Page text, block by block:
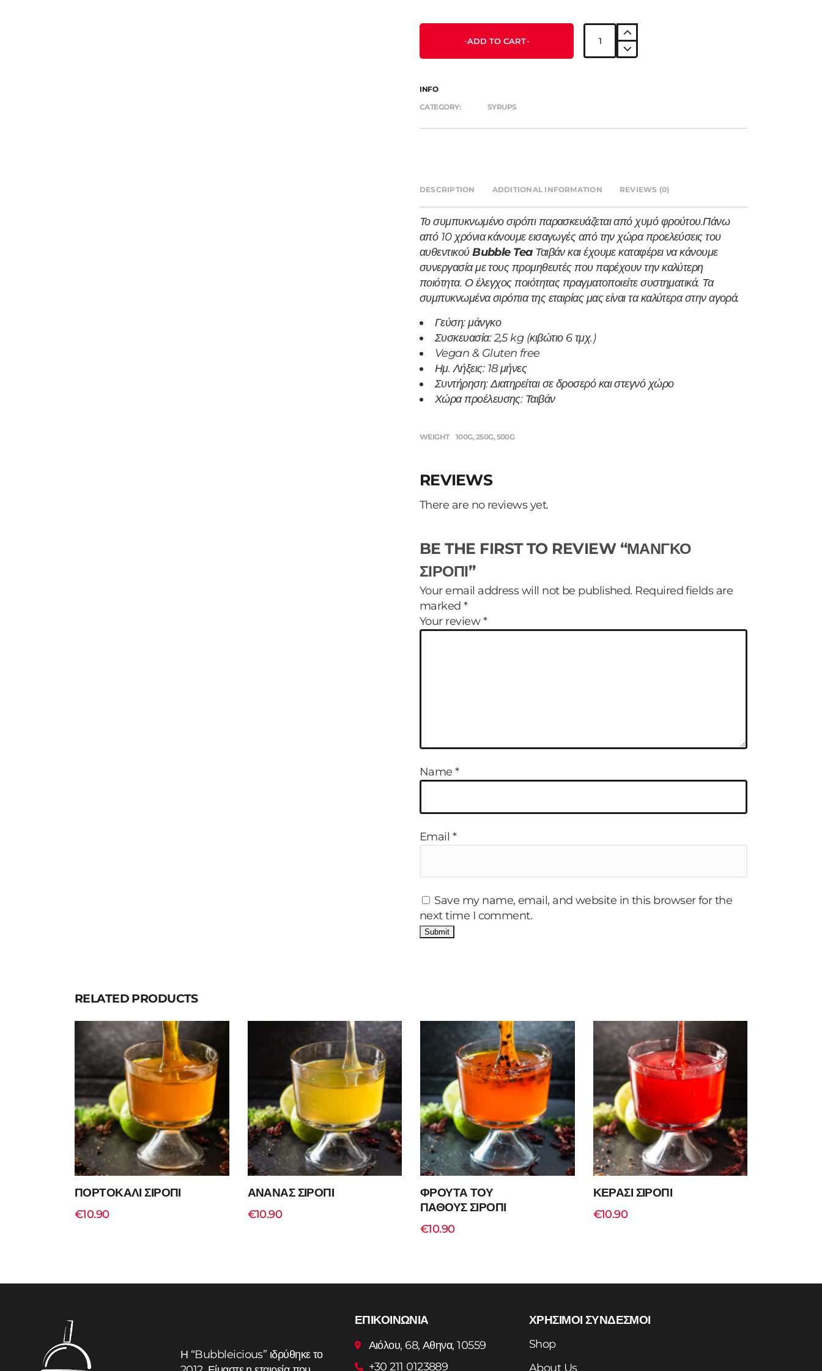
ADD TO CART
INFO
CATEGORY:
SYRUPS
DESCRIPTION ADDITIONAL INFORMATION REVIEWS (0)
Το συμπυκνωμένο σιρόπι παρασκευάζεται από χυμό φρούτου.Πάνω
από 10 χρόνια κάνουμε εισαγωγές από την χώρα προελεύσεις του
αυθεντικούBubble TeaΤαιβάν και έχουμε καταφέρει να κάνουμε
συνεργασία με τους προμηθευτές που παρέχουν την καλύτερη
ποιότητα. Ο έλεγχος ποιότητας πραγματοποιείτε συστηματικά. Τα
συμπυκνωμένα σιρόπια της εταιρίας μας είναι τα καλύτερα στην αγορά.
Γεύση: μάνγκο
Συσκευασία: 2,5 kg (κιβώτιο 6 τμχ.)
Vegan & Gluten free
Ημ. Λήξεις: 18 μήνες
Συντήρηση: Διατηρείται σε δροσερό και στεγνό χώρο
Χώρα προέλευσης: Ταιβάν
WEIGHT 100G, 250G, 500G
REVIEWS
There are no reviews yet.
BE THE FIRST TO REVIEW “ΜΑΝΓΚΟ
ΣΙΡΟΠΙ”
Your email address will not be published. Required fields are
marked*
Your review*
Name*
Email *
Save my name, email, and website in this browser for the
next time I comment.
RELATED PRODUCTS
ΠΟΡΤΟΚΑΛΙ ΣΙΡΟΠΙ
€10.90
ΑΝΑΝΑΣ ΣΙΡΟΠΙ
€10.90
ΦΡΟΥΤΑ ΤΟΥ
ΠΑΘΟΥΣ ΣΙΡΟΠΙ
€10.90
Add to cart
ΚΕΡΑΣΙ ΣΙΡΟΠΙ
€10.90
Η “Bubbleicious” ιδρύθηκε το
ΕΠΙΚΟΙΝΩΝΙΑ
Αιόλου, 68, Αθηνα, 10559
+30 211 0123889
ΧΡΗΣΙΜΟΙ ΣΥΝΔΕΣΜΟΙ
Shop
About Us